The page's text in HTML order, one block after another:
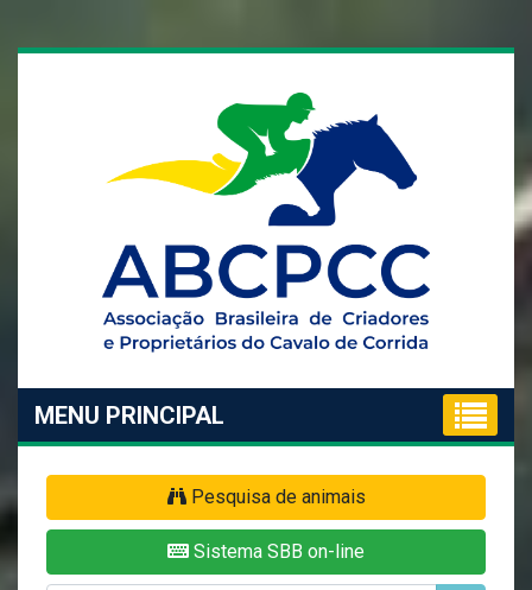
MENU PRINCIPAL
Pesquisa de animais
Sistema SBB on-line